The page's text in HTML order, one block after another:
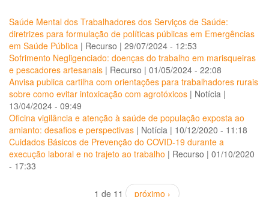
Saúde Mental dos Trabalhadores dos Serviços de Saúde:
diretrizes para formulação de políticas públicas em Emergências
em Saúde Pública | Recurso | 29/07/2024 - 12:53
Sofrimento Negligenciado: doenças do trabalho em marisqueiras
e pescadores artesanais | Recurso | 01/05/2024 - 22:08
Anvisa publica cartilha com orientações para trabalhadores rurais
sobre como evitar intoxicação com agrotóxicos | Notícia |
13/04/2024 - 09:49
Oficina vigilância e atenção à saúde de população exposta ao
amianto: desafios e perspectivas | Notícia | 10/12/2020 - 11:18
Cuidados Básicos de Prevenção do COVID-19 durante a
execução laboral e no trajeto ao trabalho | Recurso | 01/10/2020
- 17:33
1 de 11 próximo ›